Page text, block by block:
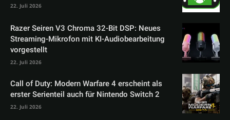
22. Juli 2026
Razer Seiren V3 Chroma 32-Bit DSP: Neues
Streaming-Mikrofon mit KI-Audiobearbeitung
vorgestellt
22. Juli 2026
Call of Duty: Modern Warfare 4 erscheint als
erster Serienteil auch für Nintendo Switch 2
22. Juli 2026